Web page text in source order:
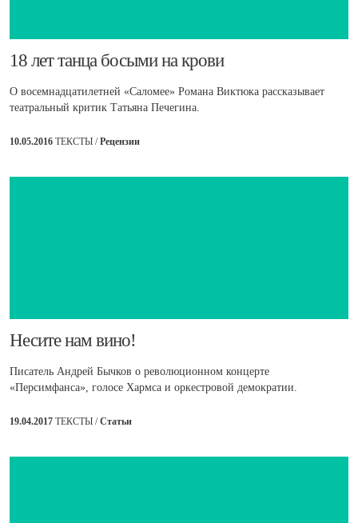
​18 лет танца босыми на крови
О восемнадцатилетней «Саломее» Романа Виктюка рассказывает
театральный критик Татьяна Печегина.
10.05.2016 ТЕКСТЫ /Рецензии
​Несите нам вино!
Писатель Андрей Бычков о революционном концерте
«Персимфанса», голосе Хармса и оркестровой демократии.
19.04.2017 ТЕКСТЫ /Статьи